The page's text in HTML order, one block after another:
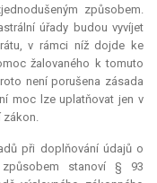
způsobem.
úřady budou vyvíjet
v rámci níž dojde ke
žalovaného k tomuto
není porušena zásada
moc lze uplatňovat jen v
zákon.
při doplňování údajů o
způsobem stanoví § 93